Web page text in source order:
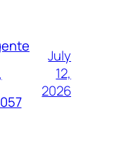
July
12,
2026